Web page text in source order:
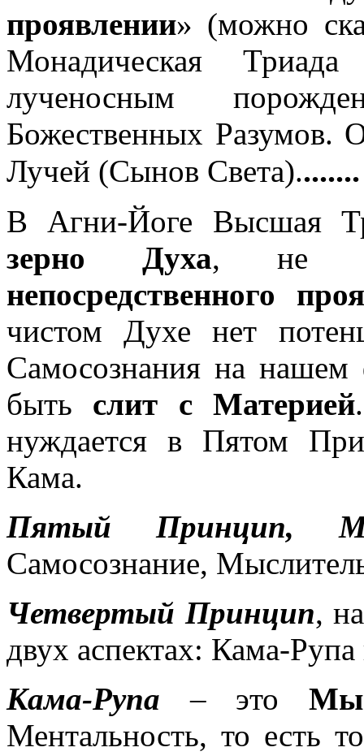
проявлении» (можно
Монадическая Триада
лученосным
Божественных Разумов.
Лучей (Сынов Света)........
В Агни-Йоге Высшая
зерно Духа, не
непосредственного
чистом Духе нет
Самосознания на
быть слит с Материей
нуждается в Пятом
Кама.
Пятый Принцип,
Самосознание,
Четвертый Принцип,
двух аспектах: Кама-
Кама-Рупа – это
Ментальность, то есть